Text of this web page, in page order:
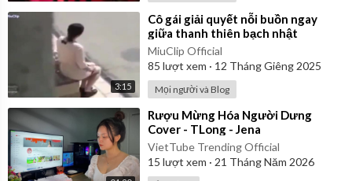
3:15
⁣Cô gái giải quyết nỗi buồn ngay
giữa thanh thiên bạch nhật
MiuClip Official
85 lượt xem · 12 Tháng Giêng 2025
Mọi người và Blog
⁣Rượu Mừng Hóa Người Dưng
Cover - TLong - Jena
VietTube Trending Official
15 lượt xem · 21 Tháng Năm 2026